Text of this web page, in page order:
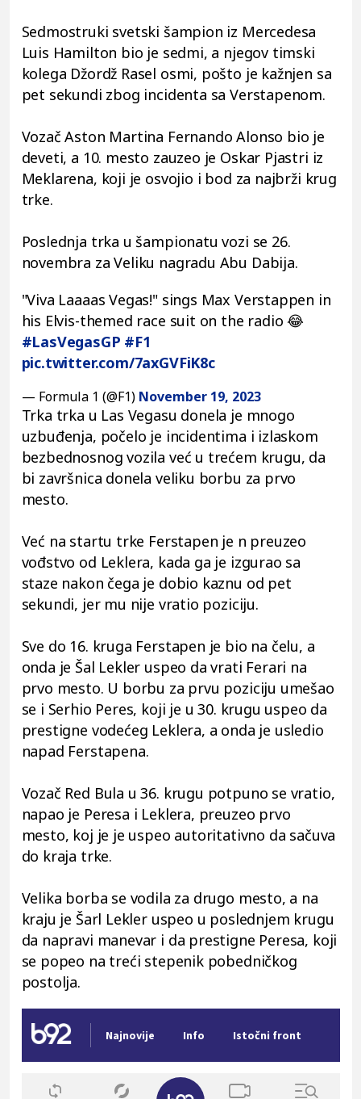
Sedmostruki svetski šampion iz Mercedesa
Luis Hamilton bio je sedmi, a njegov timski
kolega Džordž Rasel osmi, pošto je kažnjen sa
pet sekundi zbog incidenta sa Verstapenom.
Vozač Aston Martina Fernando Alonso bio je
deveti, a 10. mesto zauzeo je Oskar Pjastri iz
Meklarena, koji je osvojio i bod za najbrži krug
trke.
Poslednja trka u šampionatu vozi se 26.
novembra za Veliku nagradu Abu Dabija.
"Viva Laaaas Vegas!" sings Max Verstappen in
his Elvis-themed race suit on the radio 😂
#LasVegasGP #F1
pic.twitter.com/7axGVFiK8c
— Formula 1 (@F1) November 19, 2023
Trka trka u Las Vegasu donela je mnogo
uzbuđenja, počelo je incidentima i izlaskom
bezbednosnog vozila već u trećem krugu, da
bi završnica donela veliku borbu za prvo
mesto.
Već na startu trke Ferstapen je n preuzeo
vođstvo od Leklera, kada ga je izgurao sa
staze nakon čega je dobio kaznu od pet
sekundi, jer mu nije vratio poziciju.
Sve do 16. kruga Ferstapen je bio na čelu, a
onda je Šal Lekler uspeo da vrati Ferari na
prvo mesto. U borbu za prvu poziciju umešao
se i Serhio Peres, koji je u 30. krugu uspeo da
prestigne vodećeg Leklera, a onda je usledio
napad Ferstapena.
Vozač Red Bula u 36. krugu potpuno se vratio,
napao je Peresa i Leklera, preuzeo prvo
mesto, koj je je uspeo autoritativno da sačuva
do kraja trke.
Velika borba se vodila za drugo mesto, a na
kraju je Šarl Lekler uspeo u poslednjem krugu
da napravi manevar i da prestigne Peresa, koji
se popeo na treći stepenik pobedničkog
postolja.